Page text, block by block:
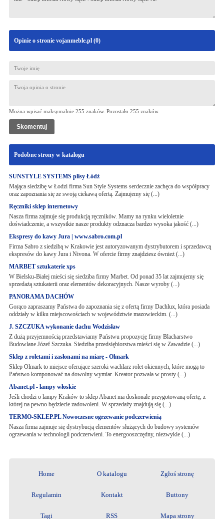
Opinie o stronie vojanmeble.pl (0)
Można wpisać maksymalnie 255 znaków. Pozostało 255 znaków.
Podobne strony w katalogu
SUNSTYLE SYSTEMS plisy Łódź
Mająca siedzibę w Łodzi firma Sun Style Systems serdecznie zachęca do współpracy
oraz zapoznania się ze swoją ciekawą ofertą. Zajmujemy się (...)
Ręczniki sklep internetowy
Nasza firma zajmuje się produkcją ręczników. Mamy na rynku wieloletnie
doświadczenie, a wszystkie nasze produkty odznacza bardzo wysoka jakość (...)
Ekspresy do kawy Jura | www.sabro.com.pl
Firma Sabro z siedzibą w Krakowie jest autoryzowanym dystrybutorem i sprzedawcą
ekspresów do kawy Jura i Nivona. W ofercie firmy znajdziesz ównież (...)
MARBET sztukaterie xps
W Bielsku-Białej mieści się siedziba firmy Marbet. Od ponad 35 lat zajmujemy się
sprzedażą sztukaterii oraz elementów dekoracyjnych. Nasze wyroby (...)
PANORAMA DACHÓW
Gorąco zapraszamy Państwa do zapoznania się z ofertą firmy Dachlux, która posiada
oddziały w kilku miejscowościach w województwie mazowieckim. (...)
J. SZCZUKA wykonanie dachu Wodzisław
Z dużą przyjemnością przedstawiamy Państwu propozycję firmy Blacharstwo
Budowlane Józef Szczuka. Siedziba przedsiębiorstwa mieści się w Zawadzie (...)
Sklep z roletami i zasłonami na miarę - Olmark
Sklep Olmark to miejsce oferujące szeroki wachlarz rolet okiennych, które mogą to
Państwo komponować na dowolny wymiar. Kreator pozwala w prosty (...)
Abanet.pl - lampy włoskie
Jeśli chodzi o lampy Kraków to sklep Abanet ma doskonale przygotowaną ofertę, z
której na pewno będziecie zadowoleni. W sprzedaży znajdują się (...)
TERMO-SKLEP.PL Nowoczesne ogrzewanie podczerwienią
Nasza firma zajmuje się dystrybucją elementów służących do budowy systemów
ogrzewania w technologii podczerwieni. To energooszczędny, niezwykle (...)
Home O katalogu Zgłoś stronę
Regulamin Kontakt Buttony
Tagi RSS Mapa strony